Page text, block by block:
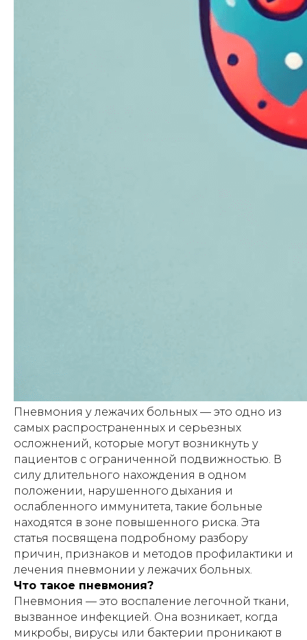
Пневмония у лежачих больных — это одно из
самых распространенных и серьезных
осложнений, которые могут возникнуть у
пациентов с ограниченной подвижностью. В
силу длительного нахождения в одном
положении, нарушенного дыхания и
ослабленного иммунитета, такие больные
находятся в зоне повышенного риска. Эта
статья посвящена подробному разбору
причин, признаков и методов профилактики и
лечения пневмонии у лежачих больных.
Что такое пневмония?
Пневмония — это воспаление легочной ткани,
вызванное инфекцией. Она возникает, когда
микробы, вирусы или бактерии проникают в